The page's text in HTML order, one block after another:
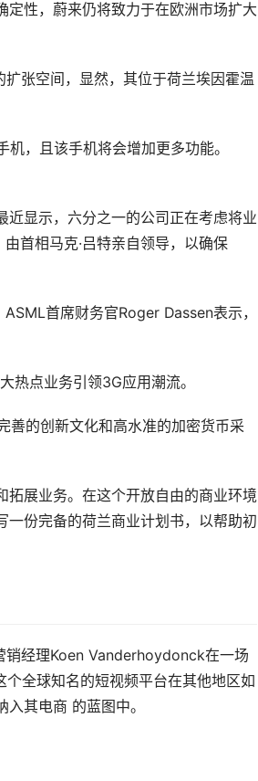
性，蔚来仍将致力于在欧洲市场扩大
张空间，显然，其位于荷兰埃因霍温
，且该手机将会增加更多功能。
显示，六分之一的公司正在考虑将业
首相马克·吕特亲自领导，以确保
首席财务官Roger Dassen表示，
热点业务引领3G应用潮流。
的创新文化和高水准的加密货币采
拓展业务。在这个开放自由的商业环境
一份完备的荷兰商业计划书，以帮助初
销经理Koen Vanderhoydonck在一场
全球知名的短视频平台在其他地区如
其电商 的蓝图中。